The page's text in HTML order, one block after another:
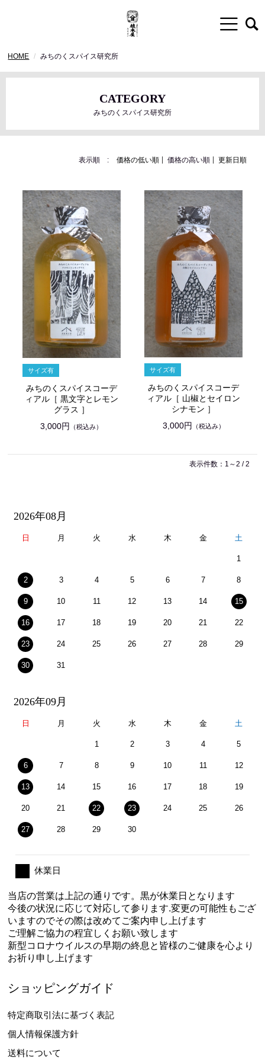
HOME みちのくスパイス研究所
CATEGORY
みちのくスパイス研究所
表示順 : 価格の低い順 価格の高い順 更新日順
みちのくスパイスコーデ
ィアル［ 黒文字とレモン
グラス ］
3,000円
（税込み）
みちのくスパイスコーデ
ィアル［ 山椒とセイロン
シナモン ］
3,000円
（税込み）
表示件数：1～2 / 2
2026年08月
日 月 火 水 木 金 土
1
2 3 4 5 6 7 8
9 10 11 12 13 14 15
16 17 18 19 20 21 22
23 24 25 26 27 28 29
30 31
2026年09月
日 月 火 水 木 金 土
1 2 3 4 5
6 7 8 9 10 11 12
13 14 15 16 17 18 19
20 21 22 23 24 25 26
27 28 29 30
休業日
当店の営業は上記の通りです。黒が休業日となります
今後の状況に応じて対応して参ります.変更の可能性もござ
いますのでその際は改めてご案内申し上げます
ご理解ご協力の程宜しくお願い致します
新型コロナウイルスの早期の終息と皆様のご健康を心より
お祈り申し上げます
ショッピングガイド
特定商取引法に基づく表記
個人情報保護方針
送料について